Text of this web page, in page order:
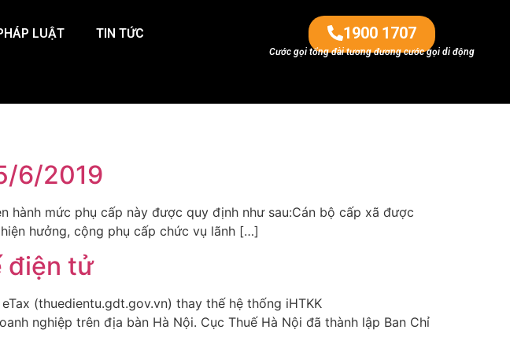
LUẬT TIN TỨC 1900 1707
Cước gọi tổng đài tương đương cước gọi di động
6/2019
mức phụ cấp này được quy định như sau:Cán bộ cấp xã được
hưởng, cộng phụ cấp chức vụ lãnh […]
điện tử
(thuedientu.gdt.gov.vn) thay thế hệ thống iHTKK
nghiệp trên địa bàn Hà Nội. Cục Thuế Hà Nội đã thành lập Ban Chỉ